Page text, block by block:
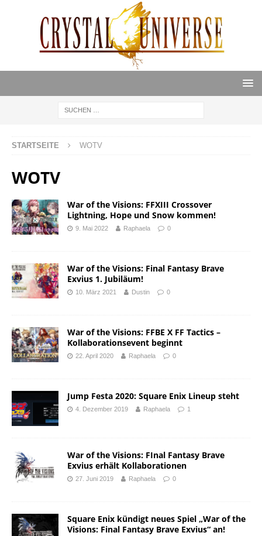
STARTSEITE WOTV
WOTV
War of the Visions: FFXIII Crossover
Lightning, Hope und Snow kommen!
9. Mai 2022 Raphaela 0
War of the Visions: Final Fantasy Brave
Exvius 1. Jubiläum!
10. März 2021 Dustin 0
War of the Visions: FFBE X FF Tactics –
Kollaborationsevent beginnt
22. April 2020 Raphaela 0
Jump Festa 2020: Square Enix Lineup steht
4. Dezember 2019 Raphaela 1
War of the Visions: FInal Fantasy Brave
Exvius erhält Kollaborationen
27. Juni 2019 Raphaela 0
Square Enix kündigt neues Spiel „War of the
Visions: Final Fantasy Brave Exvius“ an!